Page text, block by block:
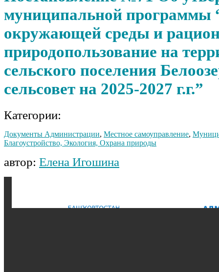
муниципальной программы
окружающей среды и
природопользование на
сельского поселения
сельсовет на 2025-2027 г.г.”
Категории:
Документы Администрации, Местное самоуправление,
Благоустройство, Экология, Охрана природы
автор: Елена Игошина